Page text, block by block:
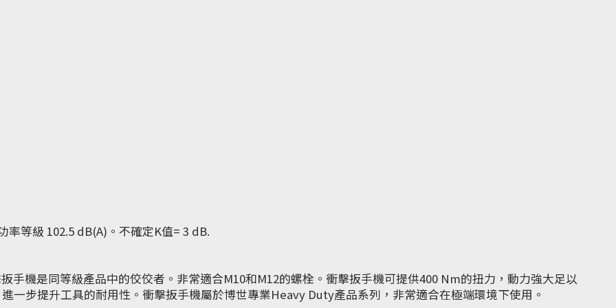
率等級 102.5 dB(A)。不確定K值= 3 dB.
手機是同等級產品中的佼佼者。非常適合M10和M12的螺栓。衝擊扳手機可提供400 Nm的扭力，動力強大足以
一步提升工具的耐用性。衝擊扳手機屬於博世專業Heavy Duty產品系列，非常適合在極端環境下使用。